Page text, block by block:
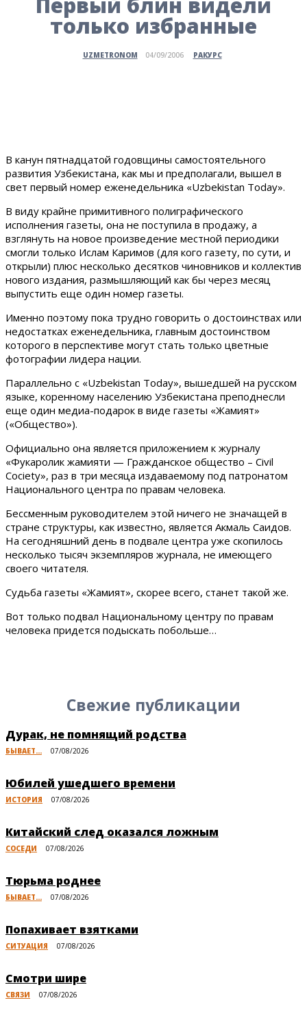
только избранные
UZMETRONOM 04/09/2006 РАКУРС
В канун пятнадцатой годовщины самостоятельного
развития Узбекистана, как мы и предполагали, вышел в
свет первый номер еженедельника «Uzbekistan Today».
В виду крайне примитивного полиграфического
исполнения газеты, она не поступила в продажу, а
взглянуть на новое произведение местной периодики
смогли только Ислам Каримов (для кого газету, по сути, и
открыли) плюс несколько десятков чиновников и коллектив
нового издания, размышляющий как бы через месяц
выпустить еще один номер газеты.
Именно поэтому пока трудно говорить о достоинствах или
недостатках еженедельника, главным достоинством
которого в перспективе могут стать только цветные
фотографии лидера нации.
Параллельно с «Uzbekistan Today», вышедшей на русском
языке, коренному населению Узбекистана преподнесли
еще один медиа-подарок в виде газеты «Жамият»
(«Общество»).
Официально она является приложением к журналу
«Фукаролик жамияти — Гражданское общество – Civil
Cociety», раз в три месяца издаваемому под патронатом
Национального центра по правам человека.
Бессменным руководителем этой ничего не значащей в
стране структуры, как известно, является Акмаль Саидов.
На сегодняшний день в подвале центра уже скопилось
несколько тысяч экземпляров журнала, не имеющего
своего читателя.
Судьба газеты «Жамият», скорее всего, станет такой же.
Вот только подвал Национальному центру по правам
человека придется подыскать побольше…
Свежие публикации
Дурак, не помнящий родства
БЫВАЕТ... 07/08/2026
Юбилей ушедшего времени
ИСТОРИЯ 07/08/2026
Китайский след оказался ложным
СОСЕДИ 07/08/2026
Тюрьма роднее
БЫВАЕТ... 07/08/2026
Попахивает взятками
СИТУАЦИЯ 07/08/2026
Смотри шире
СВЯЗИ 07/08/2026